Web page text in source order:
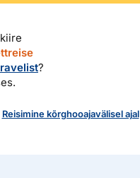
?
Reisimine kõrghooajavälisel ajal